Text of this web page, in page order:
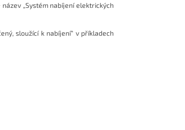
„Systém nabíjení elektrických
sloužící k nabíjení“ v příkladech